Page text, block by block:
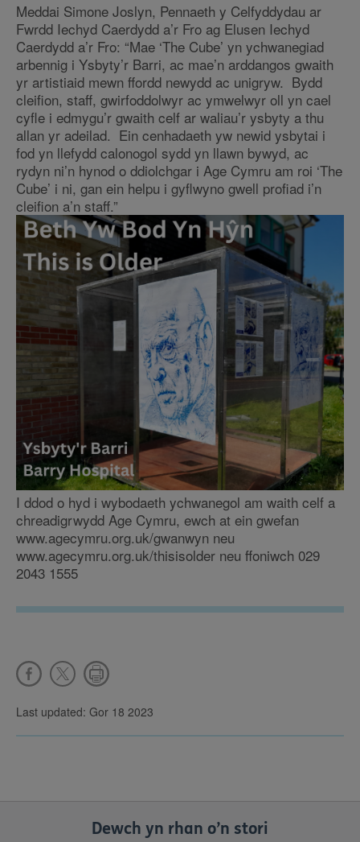
Meddai Simone Joslyn, Pennaeth y Celfyddydau ar
Fwrdd Iechyd Caerdydd a’r Fro ag Elusen Iechyd
Caerdydd a’r Fro: “Mae ‘The Cube’ yn ychwanegiad
arbennig i Ysbyty’r Barri, ac mae’n arddangos gwaith
yr artistiaid mewn ffordd newydd ac unigryw. Bydd
cleifion, staff, gwirfoddolwyr ac ymwelwyr oll yn cael
cyfle i edmygu’r gwaith celf ar waliau’r ysbyty a thu
allan yr adeilad. Ein cenhadaeth yw newid ysbytai i
fod yn llefydd calonogol sydd yn llawn bywyd, ac
rydyn ni’n hynod o ddiolchgar i Age Cymru am roi ‘The
Cube’ i ni, gan ein helpu i gyflwyno gwell profiad i’n
cleifion a’n staff.”
I ddod o hyd i wybodaeth ychwanegol am waith celf a
chreadigrwydd Age Cymru, ewch at ein gwefan
www.agecymru.org.uk/gwanwyn neu
www.agecymru.org.uk/thisisolder neu ffoniwch 029
2043 1555
Last updated: Gor 18 2023
Dewch yn rhan o’n stori